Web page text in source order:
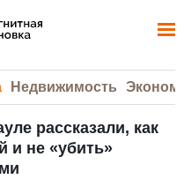
Недвижимость
рассказали, как
и не «убить»